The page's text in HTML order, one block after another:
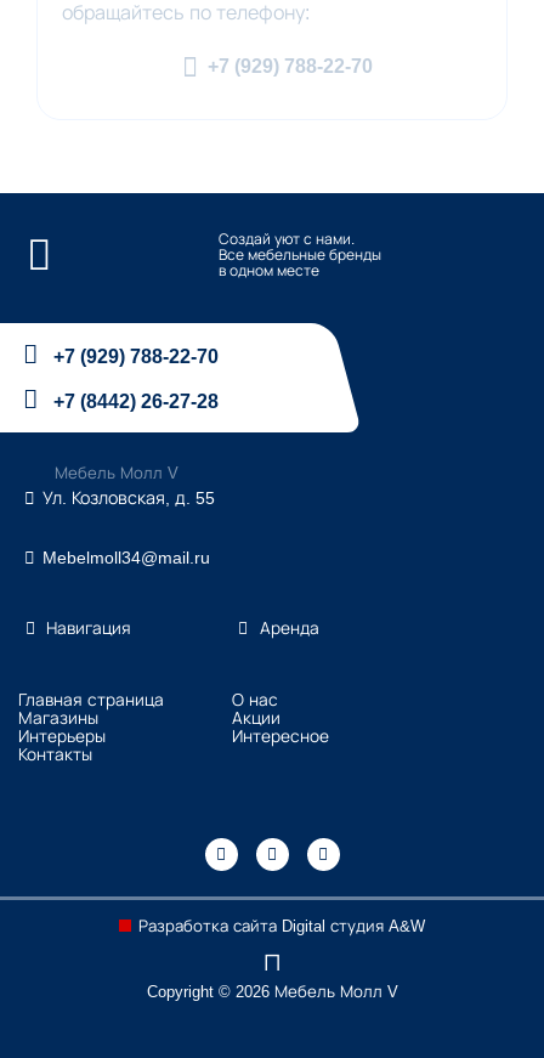
обращайтесь по телефону:
+7 (929) 788-22-70
Создай уют с нами.
Все мебельные бренды
в одном месте
+7 (929) 788-22-70
+7 (8442) 26-27-28
Мебель Молл V
Ул. Козловская, д. 55
Mebelmoll34@mail.ru
Навигация Аренда
Главная страница
О нас
Магазины
Акции
Интерьеры
Интересное
Контакты
Разработка сайта Digital студия A&W
Copyright © 2026 Мебель Молл V